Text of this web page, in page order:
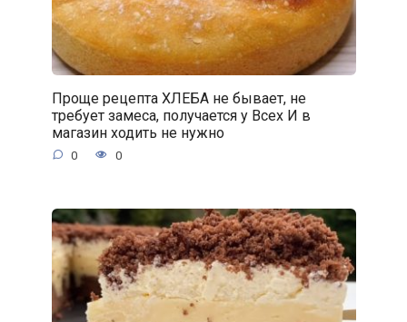
Проще рецепта ХЛЕБА не бывает, не
требует замеса, получается у Всех И в
магазин ходить не нужно
0 0